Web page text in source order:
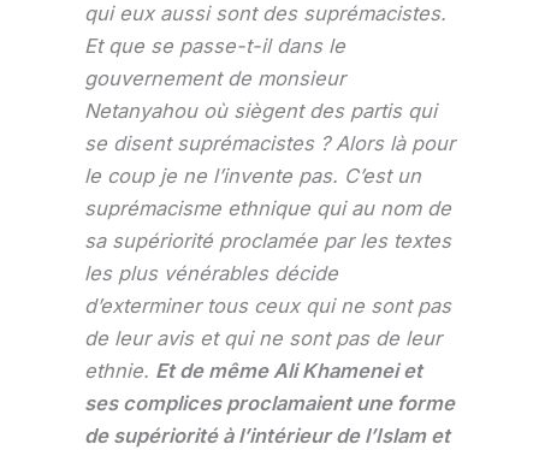
qui eux aussi sont des suprémacistes.
Et que se passe-t-il dans le
gouvernement de monsieur
Netanyahou où siègent des partis qui
se disent suprémacistes ? Alors là pour
le coup je ne l’invente pas. C’est un
suprémacisme ethnique qui au nom de
sa supériorité proclamée par les textes
les plus vénérables décide
d’exterminer tous ceux qui ne sont pas
de leur avis et qui ne sont pas de leur
ethnie. Et de même Ali Khamenei et
ses complices proclamaient une forme
de supériorité à l’intérieur de l’Islam et